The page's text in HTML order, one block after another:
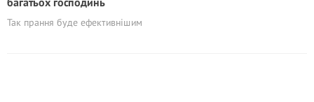
Так прання буде ефективнішим